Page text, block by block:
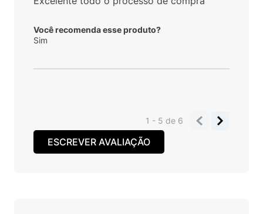
Você recomenda esse produto?
Sim
1 - 5de 6
ESCREVER AVALIAÇÃO